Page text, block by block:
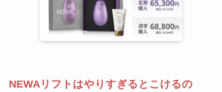
NEWAリフトはやりすぎるとこけるの